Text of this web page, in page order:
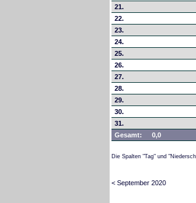
21.
22.
23.
24.
25.
26.
27.
28.
29.
30.
31.
Gesamt:
0,0
Die Spalten "Tag" und
< September 2020